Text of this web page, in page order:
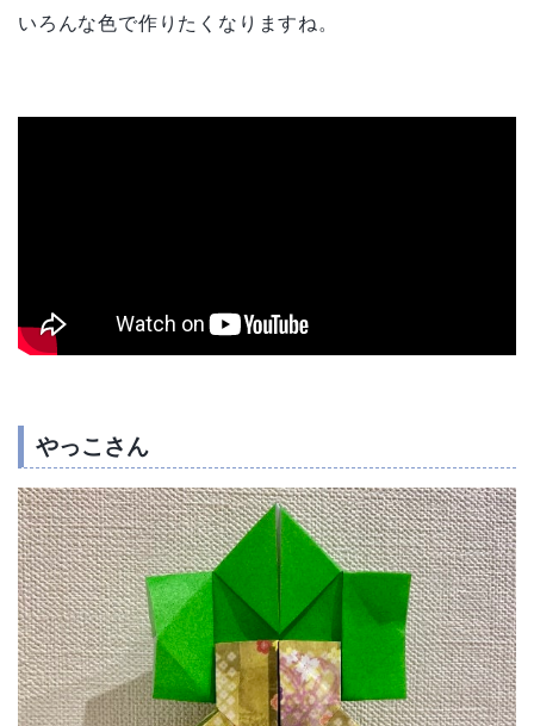
いろんな色で作りたくなりますね。
やっこさん